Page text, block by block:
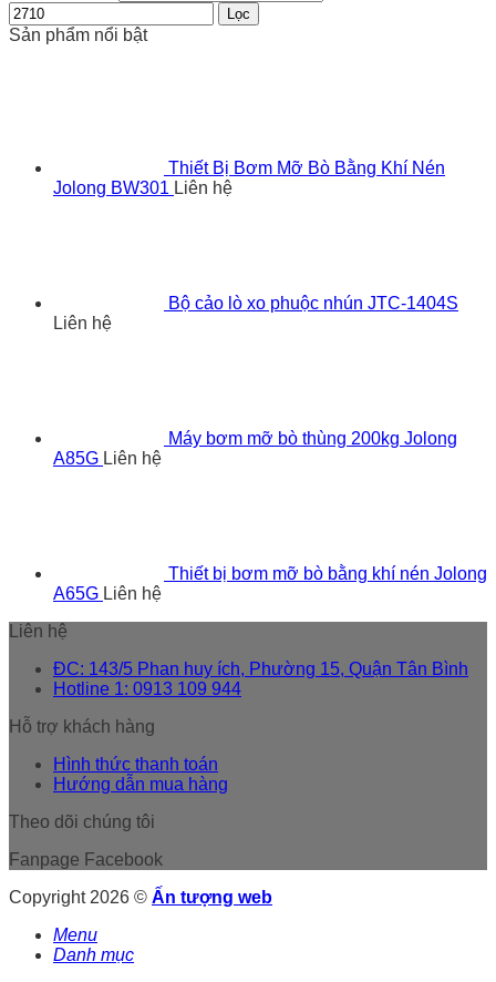
Lọc
Sản phẩm nổi bật
Thiết Bị Bơm Mỡ Bò Bằng Khí Nén
Jolong BW301 Liên hệ
Bộ cảo lò xo phuộc nhún JTC-1404S
Liên hệ
Máy bơm mỡ bò thùng 200kg Jolong
A85G Liên hệ
Thiết bị bơm mỡ bò bằng khí nén Jolong
A65G Liên hệ
Liên hệ
ĐC: 143/5 Phan huy ích, Phường 15, Quận Tân Bình
Hotline 1: 0913 109 944
Hỗ trợ khách hàng
Hình thức thanh toán
Hướng dẫn mua hàng
Theo dõi chúng tôi
Fanpage Facebook
Copyright 2026 © Ấn tượng web
Menu
Danh mục